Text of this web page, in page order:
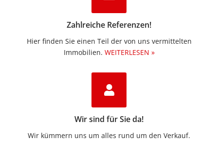
Zahlreiche Referenzen!
Hier finden Sie einen Teil der von uns vermittelten
Immobilien.​ WEITERLESEN »
Wir sind für Sie da!
Wir kümmern uns um alles rund um den Verkauf.